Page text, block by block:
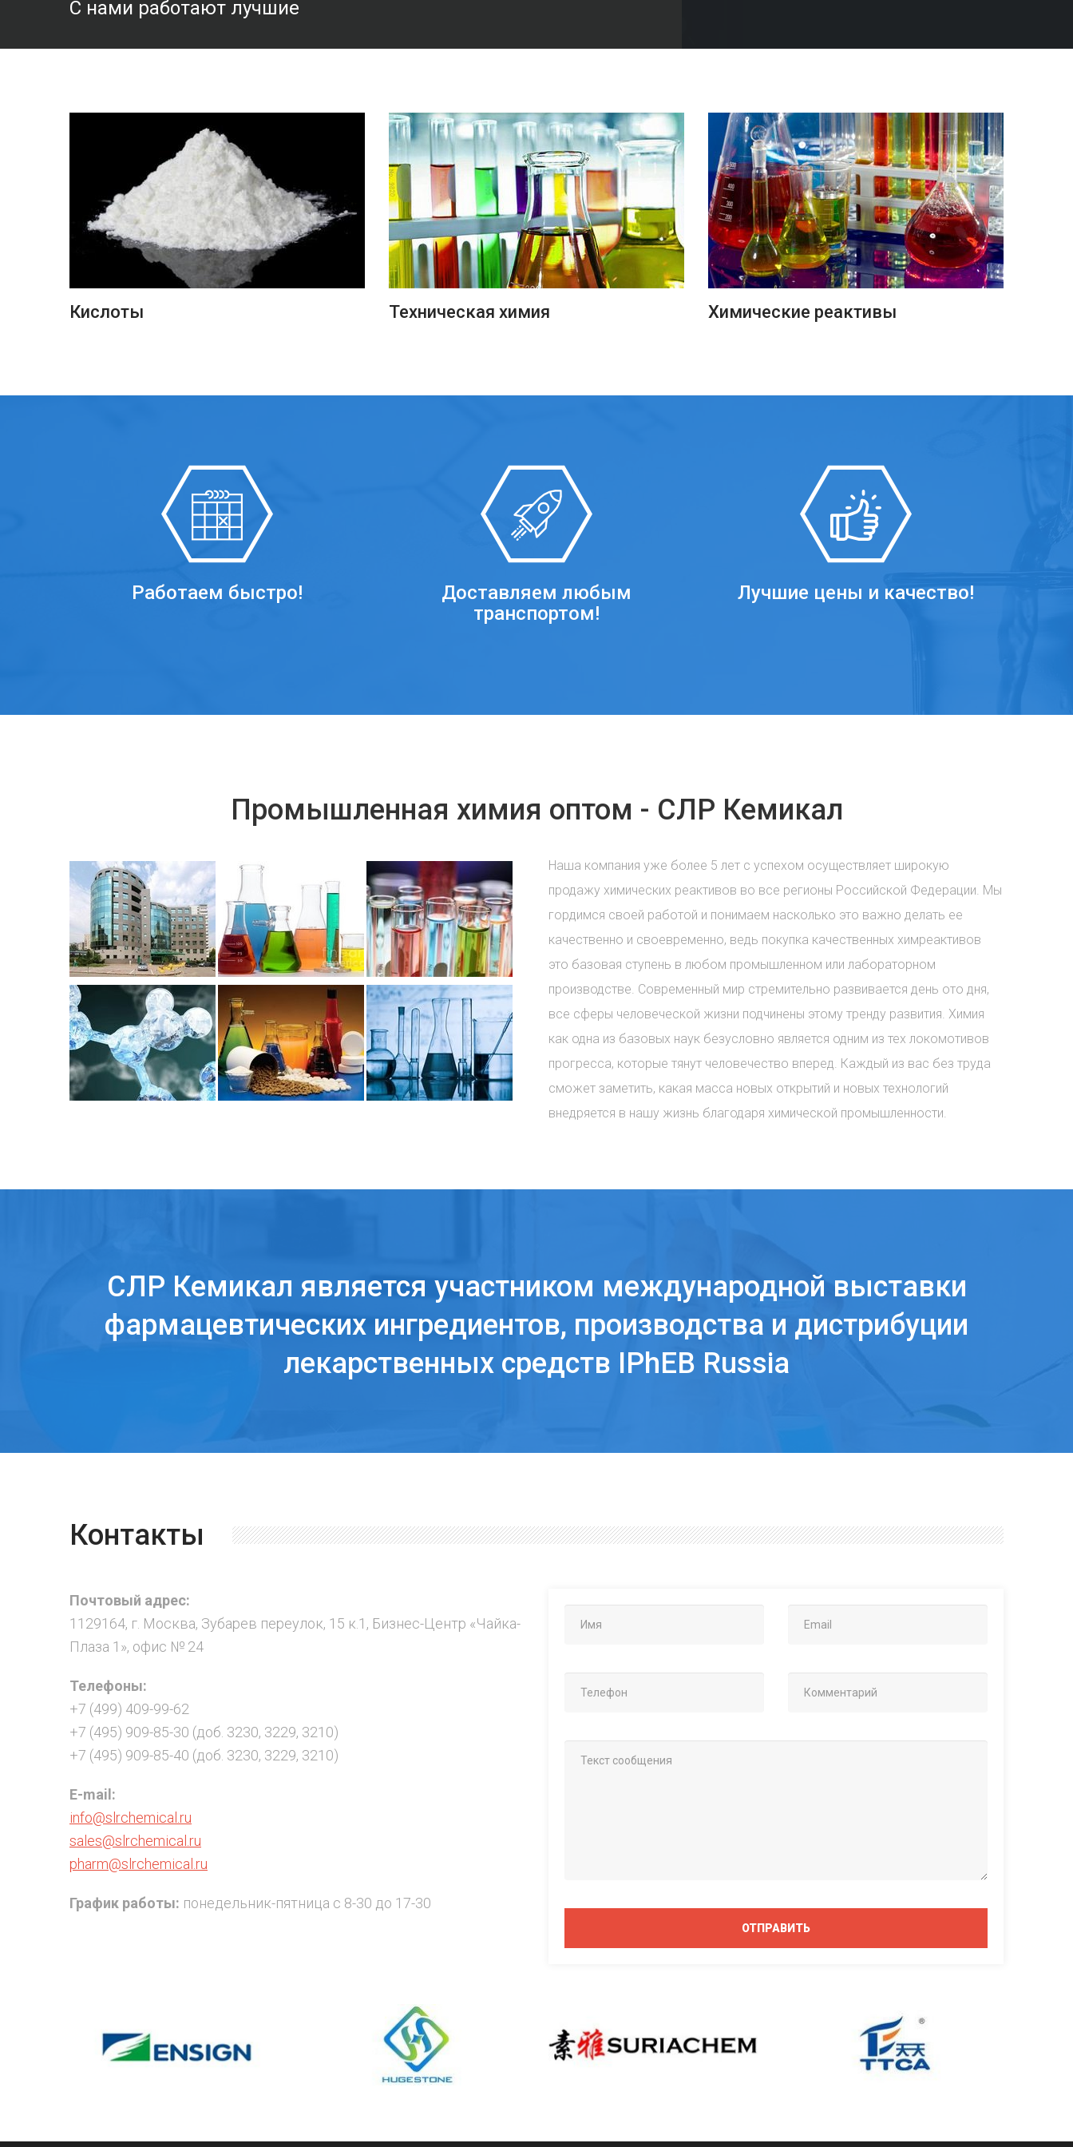
С нами работают лучшие
ПОДРОБНЕЕ
Кислоты
ПОДРОБНЕЕ
Техническая химия
ПОДРОБНЕЕ
Химические реактивы
Работаем быстро!
Доставляем любым
транспортом!
Лучшие цены и качество!
Промышленная химия оптом - СЛР Кемикал
Наша компания уже более 5 лет с успехом осуществляет широкую
продажу химических реактивов во все регионы Российской Федерации. Мы
гордимся своей работой и понимаем насколько это важно делать ее
качественно и своевременно, ведь покупка качественных химреактивов
это базовая ступень в любом промышленном или лабораторном
производстве. Современный мир стремительно развивается день ото дня,
все сферы человеческой жизни подчинены этому тренду развития. Химия
как одна из базовых наук безусловно является одним из тех локомотивов
прогресса, которые тянут человечество вперед. Каждый из вас без труда
сможет заметить, какая масса новых открытий и новых технологий
внедряется в нашу жизнь благодаря химической промышленности.
СЛР Кемикал является участником международной выставки
фармацевтических ингредиентов, производства и дистрибуции
лекарственных средств IPhEB Russia
Контакты
Почтовый адрес:
1129164, г. Москва, Зубарев переулок, 15 к.1, Бизнес-Центр «Чайка-
Плаза 1», офис № 24
Телефоны:
+7 (499) 409-99-62
+7 (495) 909-85-30 (доб. 3230, 3229, 3210)
+7 (495) 909-85-40 (доб. 3230, 3229, 3210)
E-mail:
info@slrchemical.ru
sales@slrchemical.ru
pharm@slrchemical.ru
График работы: понедельник-пятница с 8-30 до 17-30
ОТПРАВИТЬ